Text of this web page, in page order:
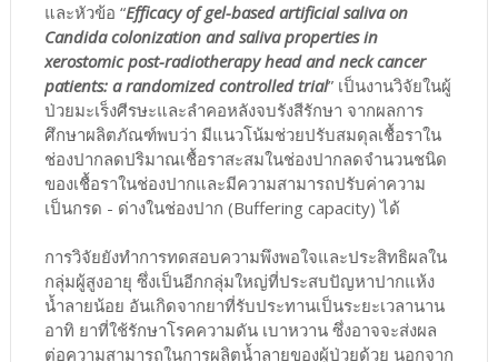
และหัวข้อ “Efficacy of gel-based artificial saliva on
Candida colonization and saliva properties in
xerostomic post-radiotherapy head and neck cancer
patients: a randomized controlled trial” เป็นงานวิจัยในผู้
ป่วยมะเร็งศีรษะและลำคอหลังจบรังสีรักษา จากผลการ
ศึกษาผลิตภัณฑ์พบว่า มีแนวโน้มช่วยปรับสมดุลเชื้อราใน
ช่องปากลดปริมาณเชื้อราสะสมในช่องปากลดจำนวนชนิด
ของเชื้อราในช่องปากและมีความสามารถปรับค่าความ
เป็นกรด - ด่างในช่องปาก (Buffering capacity) ได้
การวิจัยยังทำการทดสอบความพึงพอใจและประสิทธิผลใน
กลุ่มผู้สูงอายุ ซึ่งเป็นอีกกลุ่มใหญ่ที่ประสบปัญหาปากแห้ง
น้ำลายน้อย อันเกิดจากยาที่รับประทานเป็นระยะเวลานาน
อาทิ ยาที่ใช้รักษาโรคความดัน เบาหวาน ซึ่งอาจจะส่งผล
ต่อความสามารถในการผลิตน้ำลายของผู้ป่วยด้วย นอกจาก